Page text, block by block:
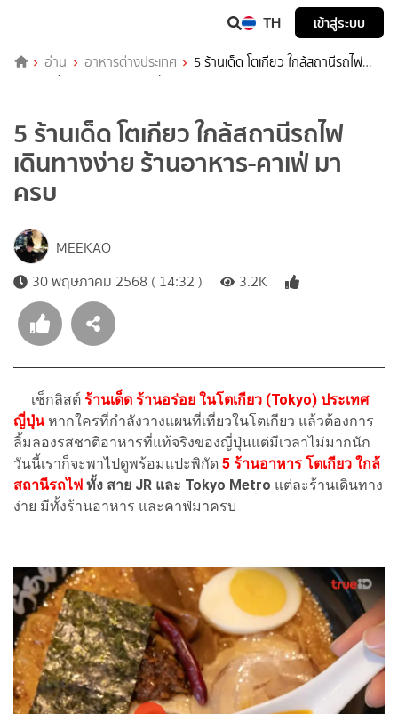
TH เข้าสู่ระบบ
อ่าน อาหารต่างประเทศ
5 ร้านเด็ด โตเกียว ใกล้สถานีรถไฟ
เดินทางง่าย ร้านอาหาร-คาเฟ่ มาครบ
5 ร้านเด็ด โตเกียว ใกล้สถานีรถไฟ
เดินทางง่าย ร้านอาหาร-คาเฟ่ มา
ครบ
MEEKAO
30 พฤษภาคม 2568 ( 14:32 )
3.2K
เช็กลิสต์ ร้านเด็ด ร้านอร่อย ในโตเกียว (Tokyo) ประเทศ
ญี่ปุ่นหากใครที่กำลังวางแผนที่เที่ยวในโตเกียว แล้วต้องการ
ลิ้มลองรสชาติอาหารที่แท้จริงของญี่ปุ่นแต่มีเวลาไม่มากนัก
วันนี้เราก็จะพาไปดูพร้อมแปะพิกัด 5 ร้านอาหาร โตเกียว ใกล้
สถานีรถไฟ ทั้ง สาย JR และ Tokyo Metro แต่ละร้านเดินทาง
ง่าย มีทั้งร้านอาหาร และคาฟ่มาครบ